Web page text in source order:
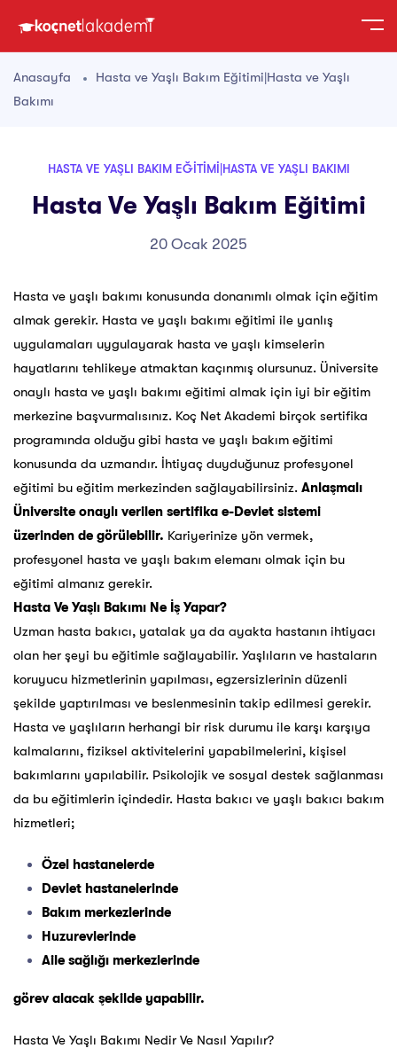
Anasayfa
Hasta ve Yaşlı Bakım Eğitimi|Hasta ve Yaşlı
Bakımı
HASTA VE YAŞLI BAKIM EĞITIMI|HASTA VE YAŞLI BAKIMI
Hasta Ve Yaşlı Bakım Eğitimi
20 Ocak 2025
Hasta ve yaşlı bakımı konusunda donanımlı olmak için eğitim
almak gerekir. Hasta ve yaşlı bakımı eğitimi ile yanlış
uygulamaları uygulayarak hasta ve yaşlı kimselerin
hayatlarını tehlikeye atmaktan kaçınmış olursunuz. Üniversite
onaylı hasta ve yaşlı bakımı eğitimi almak için iyi bir eğitim
merkezine başvurmalısınız. Koç Net Akademi birçok sertifika
programında olduğu gibi hasta ve yaşlı bakım eğitimi
konusunda da uzmandır. İhtiyaç duyduğunuz profesyonel
eğitimi bu eğitim merkezinden sağlayabilirsiniz. Anlaşmalı
Üniversite onaylı verilen sertifika e-Devlet sistemi
üzerinden de görülebilir. Kariyerinize yön vermek,
profesyonel hasta ve yaşlı bakım elemanı olmak için bu
eğitimi almanız gerekir.
Hasta Ve Yaşlı Bakımı Ne İş Yapar?
Uzman hasta bakıcı, yatalak ya da ayakta hastanın ihtiyacı
olan her şeyi bu eğitimle sağlayabilir. Yaşlıların ve hastaların
koruyucu hizmetlerinin yapılması, egzersizlerinin düzenli
şekilde yaptırılması ve beslenmesinin takip edilmesi gerekir.
Hasta ve yaşlıların herhangi bir risk durumu ile karşı karşıya
kalmalarını, fiziksel aktivitelerini yapabilmelerini, kişisel
bakımlarını yapılabilir. Psikolojik ve sosyal destek sağlanması
da bu eğitimlerin içindedir. Hasta bakıcı ve yaşlı bakıcı bakım
hizmetleri;
Özel hastanelerde
Devlet hastanelerinde
Bakım merkezlerinde
Huzurevlerinde
Aile sağlığı merkezlerinde
görev alacak şekilde yapabilir.
Hasta Ve Yaşlı Bakımı Nedir Ve Nasıl Yapılır?